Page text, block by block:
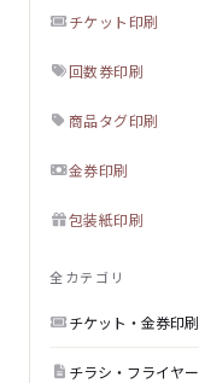
チケット印刷
回数券印刷
商品タグ印刷
金券印刷
包装紙印刷
全カテゴリ
チケット・金券印刷
チラシ・フライヤー